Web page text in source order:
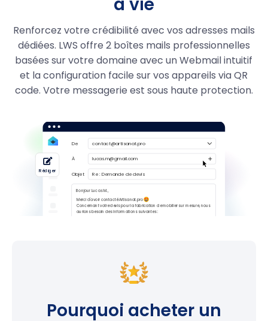
.quebec
39,99 €
.pizza
49.99 19,99 €
.immo
29,99 €
.re
4,99 €
.pm
6,99 €
.tv
28,99 €
à vie
Renforcez votre crédibilité avec vos adresses mails
dédiées. LWS offre 2 boîtes mails professionnelles
basées sur votre domaine avec un Webmail intuitif
et la configuration facile sur vos appareils via QR
code. Votre messagerie est sous haute protection.
Pourquoi acheter un